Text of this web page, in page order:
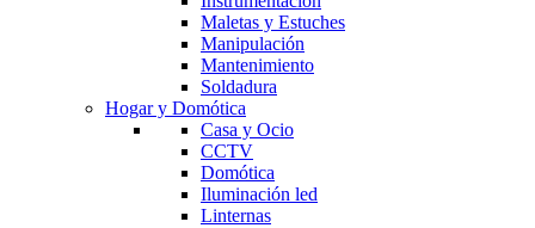
Maletas y Estuches
Manipulación
Mantenimiento
Soldadura
Hogar y Domótica
Casa y Ocio
CCTV
Domótica
Iluminación led
Linternas